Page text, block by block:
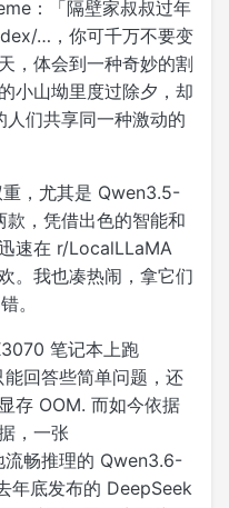
：「隔壁家叔叔过年
…，你可千万不要变
，体会到一种奇妙的割
小山坳里度过除夕，却
们共享同一种激动的
，尤其是 Qwen3.5-
，凭借出色的智能和
速在 r/LocalLLaMA
。我也凑热闹，拿它们
。
笔记本上跑
回答些简单问题，还
存 OOM. 而如今依据
，一张
畅推理的 Qwen3.6-
年底发布的 DeepSeek